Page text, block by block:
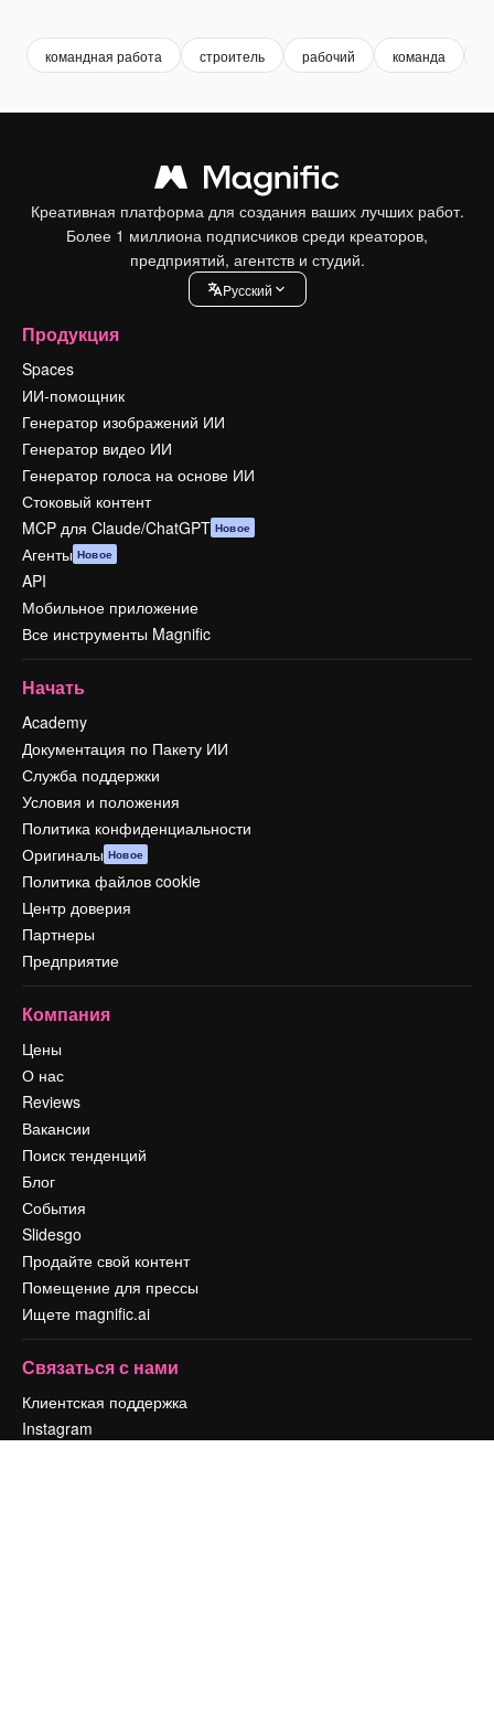
командная работа строитель рабочий команда
Креативная платформа для создания ваших лучших работ.
Более 1 миллиона подписчиков среди креаторов,
предприятий, агентств и студий.
Pусский
Продукция
Spaces
ИИ-помощник
Генератор изображений ИИ
Генератор видео ИИ
Генератор голоса на основе ИИ
Стоковый контент
MCP для Claude/ChatGPT Новое
Агенты Новое
API
Мобильное приложение
Все инструменты Magnific
Начать
Academy
Документация по Пакету ИИ
Служба поддержки
Условия и положения
Политика конфиденциальности
Оригиналы Новое
Политика файлов cookie
Центр доверия
Партнеры
Предприятие
Компания
Цены
О нас
Reviews
Вакансии
Поиск тенденций
Блог
События
Slidesgo
Продайте свой контент
Помещение для прессы
Ищете magnific.ai
Связаться с нами
Клиентская поддержка
Instagram